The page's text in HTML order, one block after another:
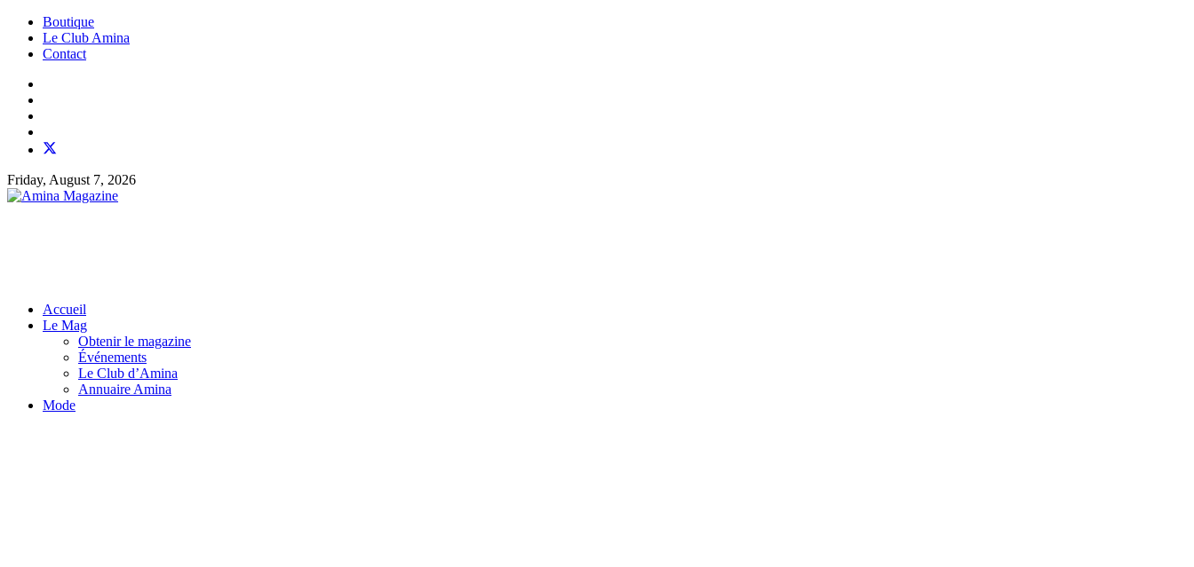
Boutique
Le Club Amina
Contact
Friday, August 7, 2026
Accueil
Le Mag
Obtenir le magazine
Événements
Le Club d’Amina
Annuaire Amina
Mode